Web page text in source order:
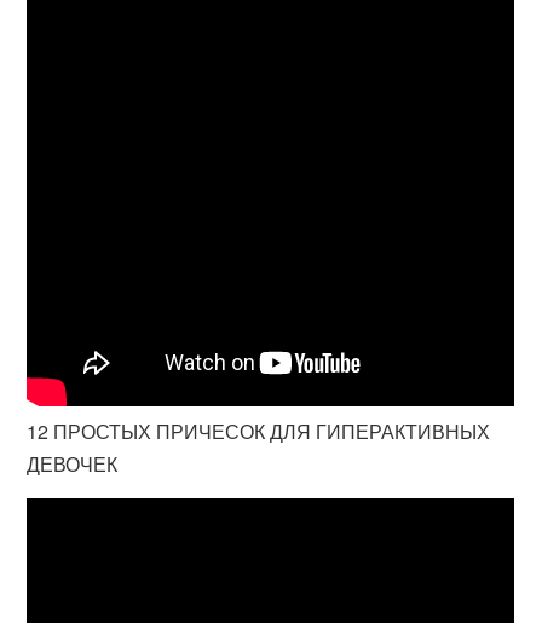
12 ПРОСТЫХ ПРИЧЕСОК ДЛЯ ГИПЕРАКТИВНЫХ
ДЕВОЧЕК